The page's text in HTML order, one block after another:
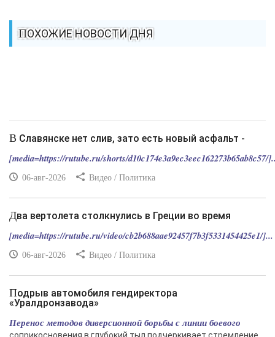
ПОХОЖИЕ НОВОСТИ ДНЯ
В Славянске нет слив, зато есть новый асфальт -
[media=https://rutube.ru/shorts/d10c174e3a9ec3eec162273b65ab8c57/
06-авг-2026 Видео / Политика
Два вертолета столкнулись в Греции во время
[media=https://rutube.ru/video/cb2b688aae92457f7b3f5331454425e1/]...
06-авг-2026 Видео / Политика
Подрыв автомобиля гендиректора
«Уралдронзавода»
Перенос методов диверсионной борьбы с линии боевого